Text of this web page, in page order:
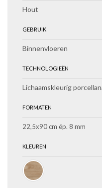
Hout
GEBRUIK
Binnenvloeren
TECHNOLOGIEËN
Lichaamskleurig
FORMATEN
22,5x90 cm ép. 8 mm
KLEUREN